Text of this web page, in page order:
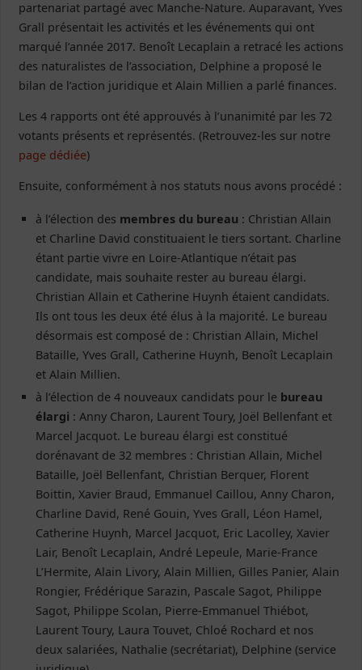
partenariat partagé avec Manche-Nature. Auparavant, Yves
Grall présentait les activités et les événements qui ont
marqué l’année 2017. Benoît Lecaplain a retracé les actions
des naturalistes de l’association, Delphine a proposé le
bilan de l’action juridique et Alain Millien a parlé finances.
Les 4 rapports ont été approuvés à l’unanimité par les 72
votants présents et représentés. (Retrouvez-les sur notre
page dédiée)
Ensuite, conformément à nos statuts nous avons procédé :
à l’élection des membres du bureau : Christian Allain
et Charline David constituaient le tiers sortant. Charline
étant partie vivre en Loire-Atlantique n’était pas
candidate, mais souhaite rester au bureau élargi.
Christian Allain et Catherine Huynh étaient candidats.
Ils ont tous les deux été élus à la majorité. Le bureau
désormais est composé de : Christian Allain, Michel
Bataille, Yves Grall, Catherine Huynh, Benoît Lecaplain
et Alain Millien.
à l’élection de 4 nouveaux candidats pour le bureau
élargi : Anny Charon, Laurent Toury, Joël Bellenfant et
Marcel Jacquot. Le bureau élargi est constitué
dorénavant de 32 membres : Christian Allain, Michel
Bataille, Joël Bellenfant, Christian Berquer, Florent
Boittin, Xavier Braud, Emmanuel Caillou, Anny Charon,
Charline David, René Gouin, Yves Grall, Léon Hamel,
Catherine Huynh, Marcel Jacquot, Eric Lacolley, Xavier
Lair, Benoît Lecaplain, André Lepeule, Marie-France
L’Hermite, Alain Livory, Alain Millien, Gilles Panier, Alain
Rongier, Frédérique Sarazin, Pascale Sagot, Philippe
Sagot, Philippe Scolan, Pierre-Emmanuel Thiébot,
Laurent Toury, Laura Touvet, Chloé Rochard et nos
deux salariées, Nathalie (secrétariat), Delphine (service